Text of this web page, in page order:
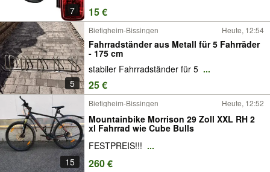
7 15 €
5
Bietigheim-Bissingen Heute, 12:54
Fahrradständer aus Metall für 5 Fahrräder
- 175 cm
stabiler Fahrradständer für 5 ...
25 €
15
Bietigheim-Bissingen Heute, 12:52
Mountainbike Morrison 29 Zoll XXL RH 2
xl Fahrrad wie Cube Bulls
FESTPREIS!!! ...
260 €